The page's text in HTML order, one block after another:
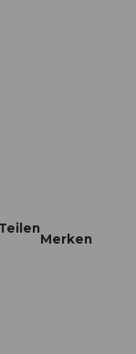
Teilen
Merken